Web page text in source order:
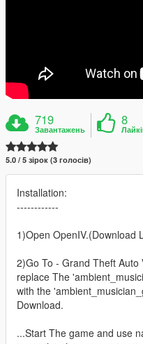
719
Завантажень
8
5.0 / 5 зірок (3 голосів)
Installation:
------------
1)Open OpenIV.(Download
2)Go To - Grand Theft Auto
replace The
with the
Download.
...Start The game and use